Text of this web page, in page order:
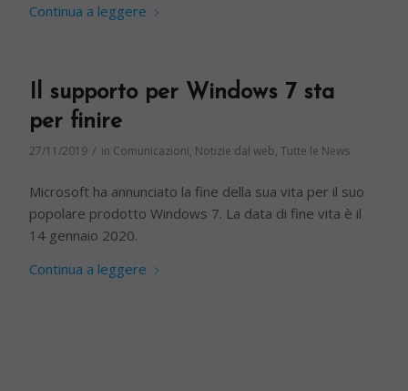
Continua a leggere
Il supporto per Windows 7 sta
per finire
27/11/2019 / in Comunicazioni, Notizie dal web,Tutte le News
Microsoft ha annunciato la fine della sua vita per il suo
popolare prodotto Windows 7. La data di fine vita è il
14 gennaio 2020.
Continua a leggere